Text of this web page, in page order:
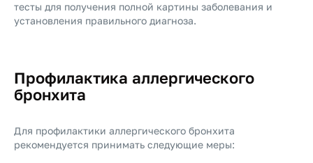
тесты для получения полной картины заболевания и
установления правильного диагноза.
Профилактика аллергического
бронхита
Для профилактики аллергического бронхита
рекомендуется принимать следующие меры: